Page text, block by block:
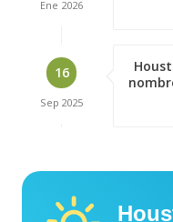
Ene 2026
16
Sep 2025